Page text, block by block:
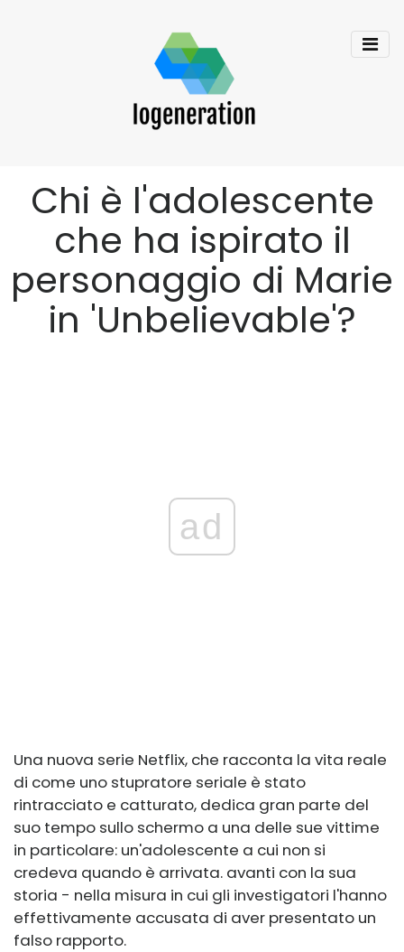
Chi è l'adolescente
che ha ispirato il
personaggio di Marie
in 'Unbelievable'?
ad
Una nuova serie Netflix, che racconta la vita reale
di come uno stupratore seriale è stato
rintracciato e catturato, dedica gran parte del
suo tempo sullo schermo a una delle sue vittime
in particolare: un'adolescente a cui non si
credeva quando è arrivata. avanti con la sua
storia - nella misura in cui gli investigatori l'hanno
effettivamente accusata di aver presentato un
falso rapporto.